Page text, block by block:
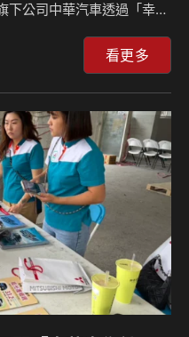
下公司中華汽車透過「幸福
幸福守護專車作為台中和平
府今(28)日於台中和平區
，台中市盧秀燕市長、立
葉昭甫局長及中華汽車錢經
協力、在地同行」共同宣示
福巴士的運行將能串連大
居民交通運輸的最後一…
看更多